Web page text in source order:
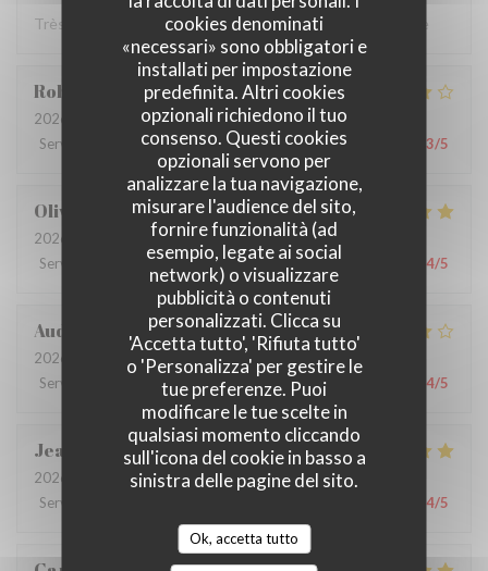
cookies denominati
«necessari» sono obbligatori e
installati per impostazione
predefinita. Altri cookies
opzionali richiedono il tuo
consenso. Questi cookies
opzionali servono per
analizzare la tua navigazione,
misurare l'audience del sito,
fornire funzionalità (ad
esempio, legate ai social
network) o visualizzare
pubblicità o contenuti
personalizzati. Clicca su
'Accetta tutto', 'Rifiuta tutto'
o 'Personalizza' per gestire le
tue preferenze. Puoi
modificare le tue scelte in
qualsiasi momento cliccando
sull'icona del cookie in basso a
sinistra delle pagine del sito.
Ok, accetta tutto
Très bon restaurant Le service impeccable je recommande
Robin
2026-07-09
- 12:30 - Ospiti 3
Servizio
Atmosfera:4/5 Cucina: 4/5 Qualità / Prezzo 3/5
Olivia
2026-06-26
- 12:30 - Ospiti 9
Servizio
Atmosfera:5/5 Cucina :5 /5 Qualità / Prezzo 4/5
Audrey
2026-06-22
- 19:30 - Ospiti 6
Servizio
Atmosfera: 5/5 Cucina: 4/5 Qualità / Prezzo 4/5
Jean-Claude M
2026-06-25
- 12:30 - Ospiti 2
Servizio
4/5